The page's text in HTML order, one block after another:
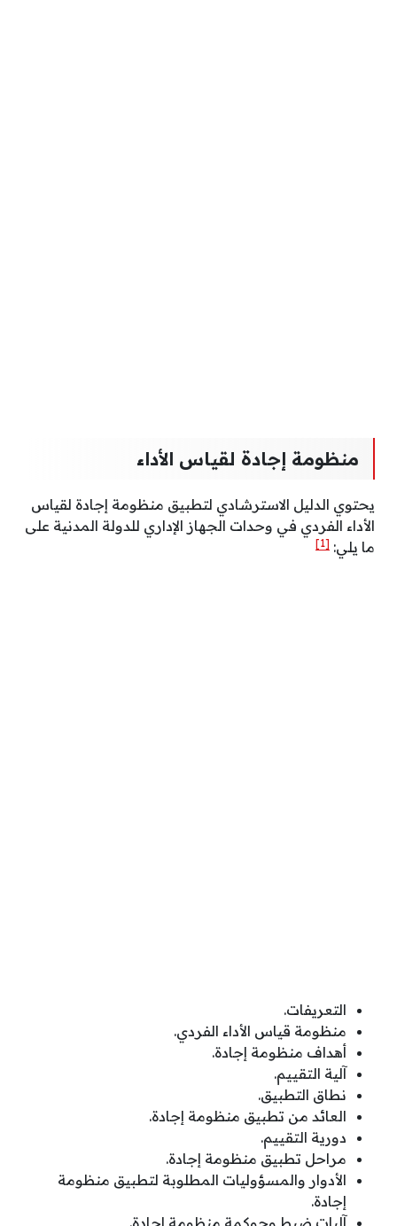
منظومة إجادة لقياس الأداء
يحتوي الدليل الاسترشادي لتطبيق منظومة إجادة لقياس
الأداء الفردي في وحدات الجهاز الإداري للدولة المدنية على
ما يلي: [1]
التعريفات.
منظومة قياس الأداء الفردي.
أهداف منظومة إجادة.
آلية التقييم.
نطاق التطبيق.
العائد من تطبيق منظومة إجادة.
دورية التقييم.
مراحل تطبيق منظومة إجادة.
الأدوار والمسؤوليات المطلوبة لتطبيق منظومة
إجادة.